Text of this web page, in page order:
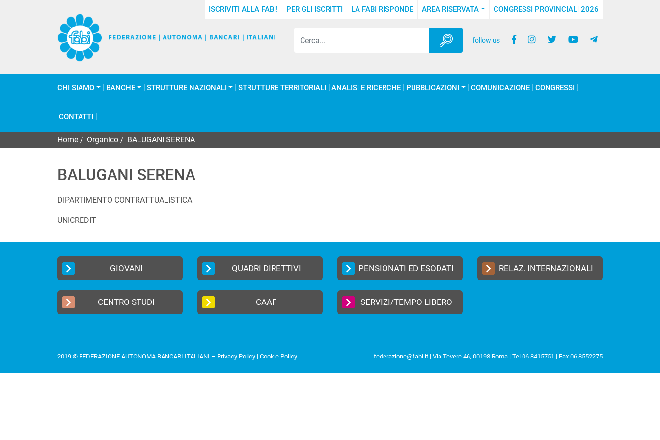
ISCRIVITI ALLA FABI! PER GLI ISCRITTI LA FABI RISPONDE AREA RISERVATA CONGRESSI PROVINCIALI 2026
follow us
CHI SIAMO BANCHE STRUTTURE NAZIONALI STRUTTURE TERRITORIALI ANALISI E RICERCHE PUBBLICAZIONI COMUNICAZIONE CONGRESSI
CONTATTI
Home Organico BALUGANI SERENA
BALUGANI SERENA
DIPARTIMENTO CONTRATTUALISTICA
UNICREDIT
GIOVANI QUADRI DIRETTIVI PENSIONATI ED ESODATI RELAZ. INTERNAZIONALI
CENTRO STUDI CAAF SERVIZI/TEMPO LIBERO
2019 © FEDERAZIONE AUTONOMA BANCARI ITALIANI – Privacy Policy | Cookie Policy federazione@fabi.it | Via Tevere 46, 00198 Roma | Tel 06 8415751 | Fax 06 8552275